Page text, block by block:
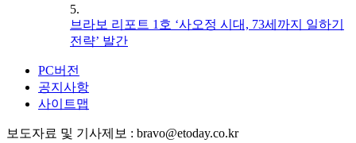
5.
브라보 리포트 1호 ‘사오정 시대, 73세까지 일하기
전략’ 발간
PC버전
공지사항
사이트맵
보도자료 및 기사제보 : bravo@etoday.co.kr